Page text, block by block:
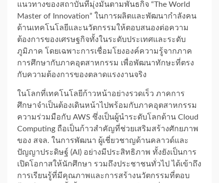
แนวทางของสถาบันที่มุ่งมั่นตามพันธกิจ “The World
Master of Innovation” ในการผลิตและพัฒนากำลังคน
ด้านเทคโนโลยีและนวัตกรรมให้ตอบสนองต่อความ
ต้องการของเศรษฐกิจทั้งในระดับประเทศและระดับ
ภูมิภาค โดยเฉพาะการเชื่อมโยงองค์ความรู้จากภาค
การศึกษากับภาคอุตสาหกรรม เพื่อพัฒนาทักษะที่ตรง
กับความต้องการของตลาดแรงงานจริง
ในโลกที่เทคโนโลยีก้าวหน้าอย่างรวดเร็ว ภาคการ
ศึกษาจำเป็นต้องเดินหน้าไปพร้อมกับภาคอุตสาหกรรม
ความร่วมมือกับ AWS ซึ่งเป็นผู้นำระดับโลกด้าน Cloud
Computing ถือเป็นก้าวสำคัญที่ช่วยเสริมสร้างศักยภาพ
ของ สจล. ในการพัฒนา ผู้เชี่ยวชาญด้านคลาวด์และ
ปัญญาประดิษฐ์ (AI) อย่างมีประสิทธิภาพ ทั้งยังเป็นการ
เปิดโอกาสให้นักศึกษา รวมถึงประชาชนทั่วไป ได้เข้าถึง
การเรียนรู้ที่มีคุณภาพและการสร้างนวัตกรรมที่ตอบ